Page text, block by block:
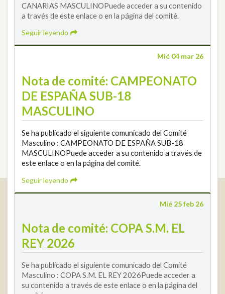
CANARIAS MASCULINOPuede acceder a su contenido
a través de este enlace o en la página del comité.
Seguir leyendo
Mié 04 mar 26
Nota de comité: CAMPEONATO
DE ESPAÑA SUB-18
MASCULINO
Se ha publicado el siguiente comunicado del Comité
Masculino : CAMPEONATO DE ESPAÑA SUB-18
MASCULINOPuede acceder a su contenido a través de
este enlace o en la página del comité.
Seguir leyendo
Mié 25 feb 26
Nota de comité: COPA S.M. EL
REY 2026
Se ha publicado el siguiente comunicado del Comité
Masculino : COPA S.M. EL REY 2026Puede acceder a
su contenido a través de este enlace o en la página del
Calle Enlace, 9. 29016 Málaga, España
+34 952 225 590
info@rfga.org